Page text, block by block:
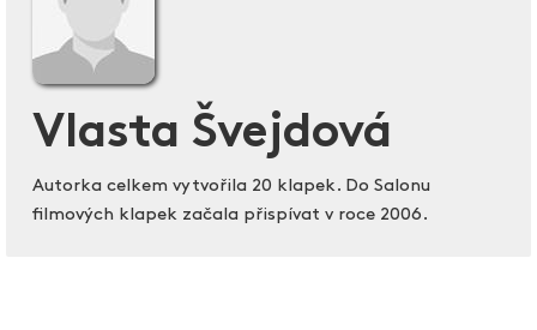
Vlasta Švejdová
Autorka celkem vytvořila 20 klapek. Do Salonu
filmových klapek začala přispívat v roce 2006.